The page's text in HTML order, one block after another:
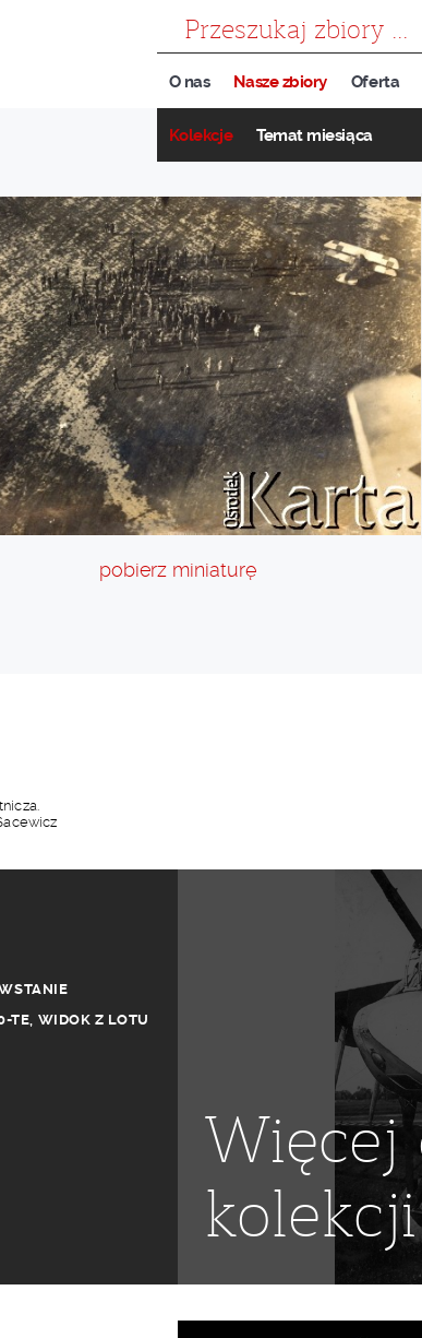
O nas Nasze zbiory
Kolekcje Temat miesiąca
Oferta
pobierz miniaturę
TE, WIDOK Z LOTU
Więcej
kolekcji